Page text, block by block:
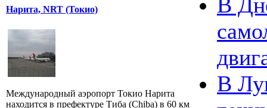
Нарита, NRT (Токио)
Международный аэропорт Токио Нарита
находится в префектуре Тиба (Chiba) в 60 км
В